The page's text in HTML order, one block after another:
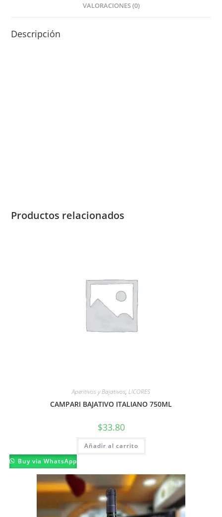
VALORACIONES (0)
Descripción
Productos relacionados
Aperitivos y Bajativos, LICORES
CAMPARI BAJATIVO ITALIANO 750ML
$33.80
Añadir al carrito
Buy via WhatsApp